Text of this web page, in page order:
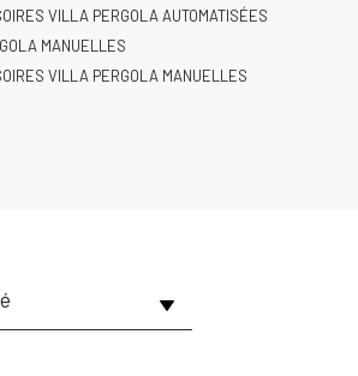
VILLA PERGOLA AUTOMATISÉES
MANUELLES
VILLA PERGOLA MANUELLES